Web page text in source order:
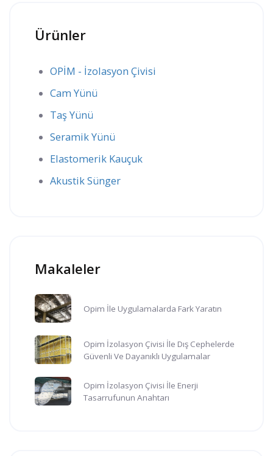
Ürünler
OPİM - İzolasyon Çivisi
Cam Yünü
Taş Yünü
Seramik Yünü
Elastomerik Kauçuk
Akustik Sünger
Makaleler
Opim İle Uygulamalarda Fark Yaratın
Opim İzolasyon Çivisi İle Dış Cephelerde
Güvenli Ve Dayanıklı Uygulamalar
Opim İzolasyon Çivisi İle Enerji
Tasarrufunun Anahtarı